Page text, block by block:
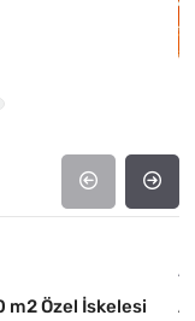
Özel İskelesi